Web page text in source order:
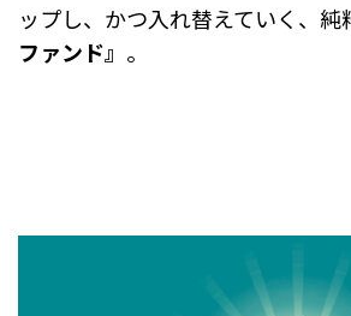
ップし、 かつ入れ替えていく、純
ファンド』 。